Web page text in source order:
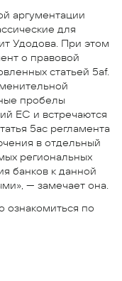
аргументации
для
Удодова. При этом
о правовой
статьей 5af.
пробелы
ЕС и встречаются
5ac регламента
в отдельный
региональных
банков к данной
— замечает она.
по